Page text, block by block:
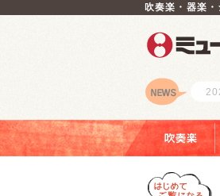
吹奏楽・器楽
ロゴ